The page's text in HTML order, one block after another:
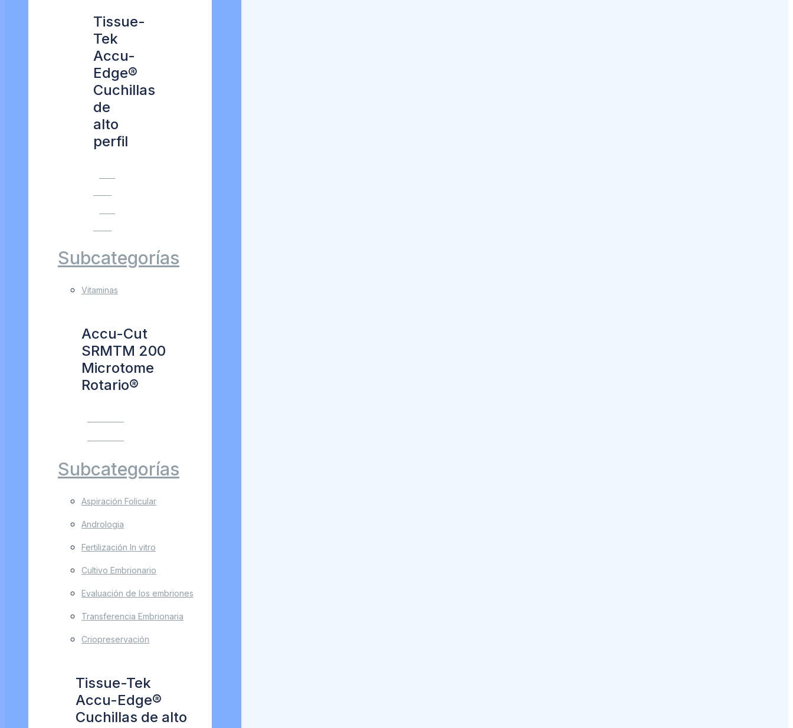
Tissue-
Tek
Accu-
Edge®
Cuchillas
de
alto
perfil
Subcategorías
Vitaminas
Accu-Cut
SRMTM 200
Microtome
Rotario®
Subcategorías
Aspiración Folicular
Andrologia
Fertilización In vitro
Cultivo Embrionario
Evaluación de los embriones
Transferencia Embrionaria
Criopreservación
Tissue-Tek
Accu-Edge®
Cuchillas de alto